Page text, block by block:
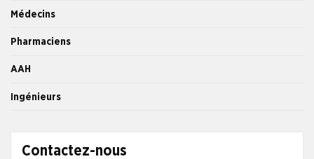
Médecins
Pharmaciens
AAH
Ingénieurs
Contactez-nous